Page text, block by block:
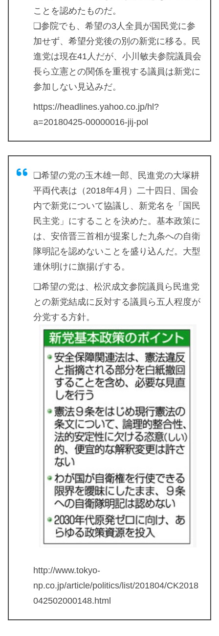
ことを認めたものだ。
❏参院でも、希望の3人全員が国民党に参
加せず、希望分党後の別の新党に移る。民
進党は現在41人だが、小川敏夫参院議員会
長ら立憲との関係を重視する議員は新党に
参加しない見込みだ。
https://headlines.yahoo.co.jp/hl?
a=20180425-00000016-jij-pol
❏希望の党の玉木雄一郎、民進党の大塚耕
平両代表は（2018年4月）二十四日、国会
内で新党について協議し、新党名を「国民
民主党」にすることを決めた。基本政策に
は、安倍晋三首相が提案した九条への自衛
隊明記を認めないことを盛り込んだ。大型
連休明けに旗揚げする。
❏希望の党は、松沢成文参院議員ら民進党
との新党結成に反対する議員ら五人程度が
分党する方針。
http://www.tokyo-
np.co.jp/article/politics/list/201804/CK2018
042502000148.html